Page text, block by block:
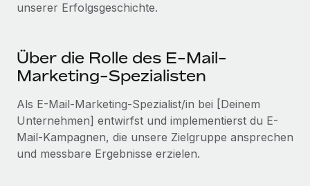
Niederlassungen
Mobilität und Relocation
Mühelose Relocation von Mitarbeiter:innen
Benefits
Mühelose Verwaltung von Benefits
Management und Payroll
Reverse Tech auf einen Blick Das Gesundheits- und
Mehr erfahren
Contractor Management
Den Blog erkunden
Neues zu Remote-Produkten: Integration mit
Gusto und Zero und Contractor Management
unserer Erfolgsgeschichte.
Über die Rolle des E-Mail-
Marketing-Spezialisten
Als E-Mail-Marketing-Spezialist/in bei [Deinem
Unternehmen] entwirfst und implementierst du E-
Mail-Kampagnen, die unsere Zielgruppe ansprechen
und messbare Ergebnisse erzielen.